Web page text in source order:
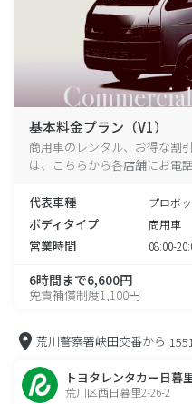
基本料金プラン（V1）
商用車のレンタル、お得な割
は、こちらから各店舗にお電話
代表車種 プロボ
ボディタイプ 商用車
営業時間 08:00-
6時間まで6,600円
免責補償制度1,100円
荒川警察署峡田交番から
トヨタレンタカー日暮
荒川区西日暮里2-26-2